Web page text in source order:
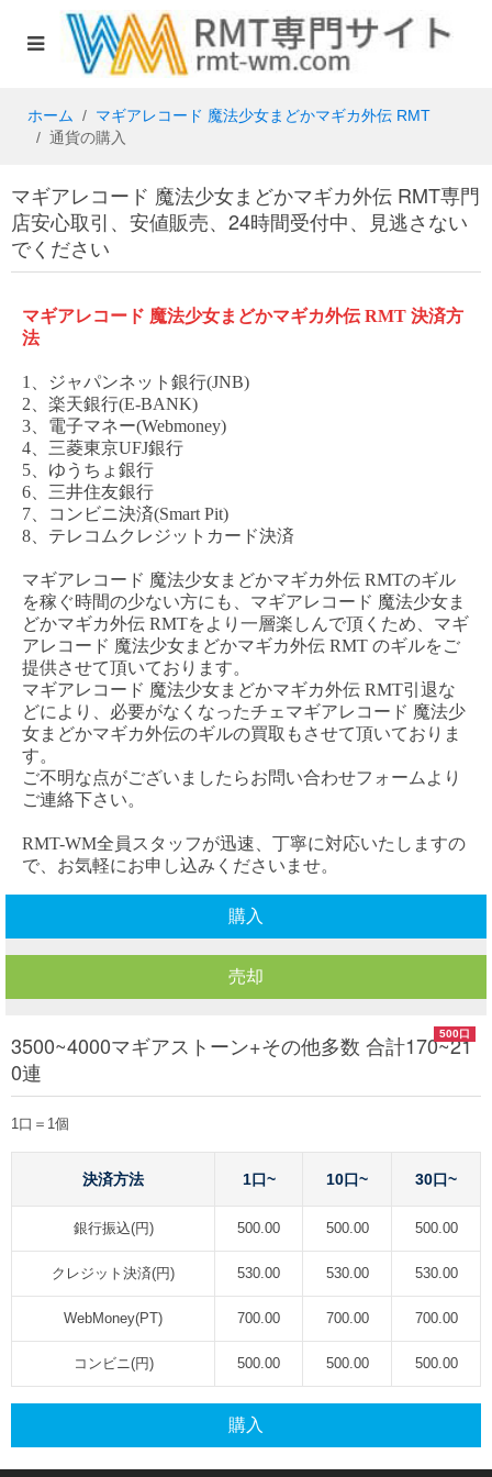
ホーム
マギアレコード 魔法少女まどかマギカ外伝 RMT
通貨の購入
マギアレコード 魔法少女まどかマギカ外伝 RMT専門
店安心取引、安値販売、24時間受付中、見逃さない
でください
マギアレコード 魔法少女まどかマギカ外伝 RMT 決済方
法
1、ジャパンネット銀行(JNB)
2、楽天銀行(E-BANK)
3、電子マネー(Webmoney)
4、三菱東京UFJ銀行
5、ゆうちょ銀行
6、三井住友銀行
7、コンビニ決済(Smart Pit)
8、テレコムクレジットカード決済
マギアレコード 魔法少女まどかマギカ外伝 RMTのギル
を稼ぐ時間の少ない方にも、 マギアレコード 魔法少女ま
どかマギカ外伝 RMTをより一層楽しんで頂くため、 マギ
アレコード 魔法少女まどかマギカ外伝 RMT のギルをご
提供させて頂いております。
マギアレコード 魔法少女まどかマギカ外伝 RMT引退な
どにより、必要がなくなったチェ マギアレコード 魔法少
女まどかマギカ外伝のギルの買取もさせて頂いておりま
す。
ご不明な点がございましたらお問い合わせフォームより
ご連絡下さい。
RMT-WM全員スタッフが迅速、丁寧に対応いたしますの
で、お気軽にお申し込みくださいませ。
購入
売却
500口
3500~4000マギアストーン+その他多数 合計170~21
0連
1口＝1個
決済方法 1口~ 10口~ 30口~
銀行振込(円) 500.00 500.00 500.00
クレジット決済(円) 530.00 530.00 530.00
WebMoney(PT) 700.00 700.00 700.00
コンビニ(円) 500.00 500.00 500.00
購入